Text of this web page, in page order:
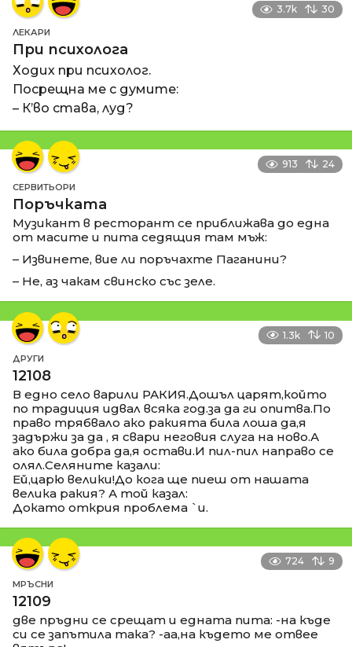
3.7k 30
ЛЕКАРИ
При психолога
Ходих при психолог.
Посрещна ме с думите:
– К’во става, луд?
913 24
СЕРВИТЬОРИ
Поръчката
Музикант в ресторант се приближава до една
от масите и пита седящия там мъж:
– Извинете, вие ли поръчахте Паганини?
– Не, аз чакам свинско със зеле.
1.3k 10
ДРУГИ
12108
В едно село варили РАКИЯ.Дошъл царят,който
по традиция идвал всяка год.за да ги опитва.По
право трябвало ако ракията била лоша да,я
задържи за да , я свари неговия слуга на ново.А
ако била добра да,я остави.И пил-пил направо се
олял.Селяните казали:
Ей,царю велики!До кога ще пиеш от нашата
велика ракия? А той казал:
Докато открия проблема `и.
724 9
МРЪСНИ
12109
две пръдни се срещат и едната пита: -на къде
си се запътила така? -аа,на където ме отвее